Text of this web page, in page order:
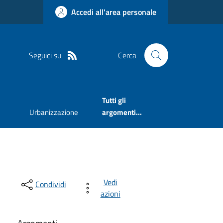
Accedi all'area personale
Seguici su Cerca
Urbanizzazione
Tutti gli
argomenti...
Condividi
Vedi
azioni